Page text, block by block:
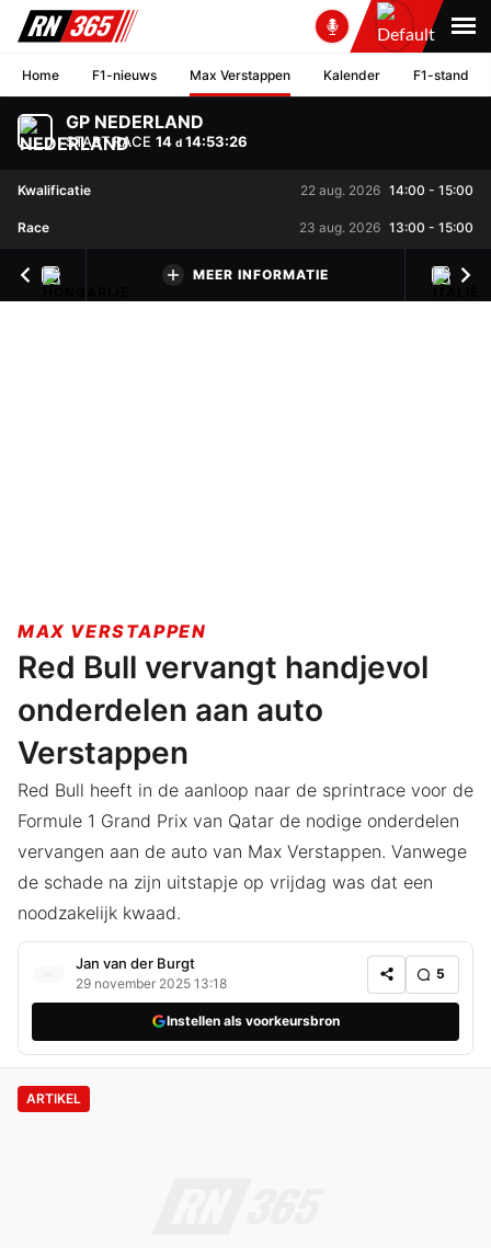
Home F1-nieuws Max Verstappen Kalender F1-stand
GP NEDERLAND
START RACE 14 d 14:53:25
Kwalificatie 22 aug. 2026 14:00 - 15:00
Race 23 aug. 2026 13:00 - 15:00
MEER INFORMATIE
MAX VERSTAPPEN
Red Bull vervangt handjevol
onderdelen aan auto
Verstappen
Red Bull heeft in de aanloop naar de sprintrace voor de
Formule 1 Grand Prix van Qatar de nodige onderdelen
vervangen aan de auto van Max Verstappen. Vanwege
de schade na zijn uitstapje op vrijdag was dat een
noodzakelijk kwaad.
Jan van der Burgt
29 november 2025 13:18
5
Instellen als voorkeursbron
ARTIKEL